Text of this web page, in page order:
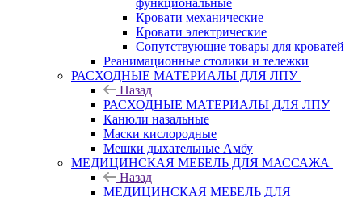
Кровати механические
Кровати электрические
Сопутствующие товары для кроватей
Реанимационные столики и тележки
РАСХОДНЫЕ МАТЕРИАЛЫ ДЛЯ ЛПУ
Назад
РАСХОДНЫЕ МАТЕРИАЛЫ ДЛЯ ЛПУ
Канюли назальные
Маски кислородные
Мешки дыхательные Амбу
МЕДИЦИНСКАЯ МЕБЕЛЬ ДЛЯ МАССАЖА
Назад
МЕДИЦИНСКАЯ МЕБЕЛЬ ДЛЯ